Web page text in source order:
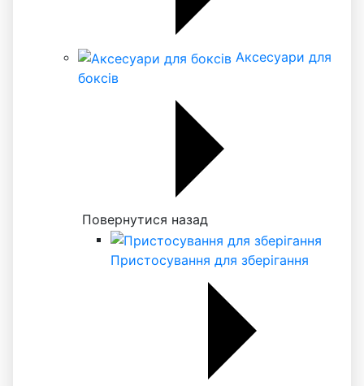
Аксесуари для
боксів
Повернутися назад
Пристосування для зберігання